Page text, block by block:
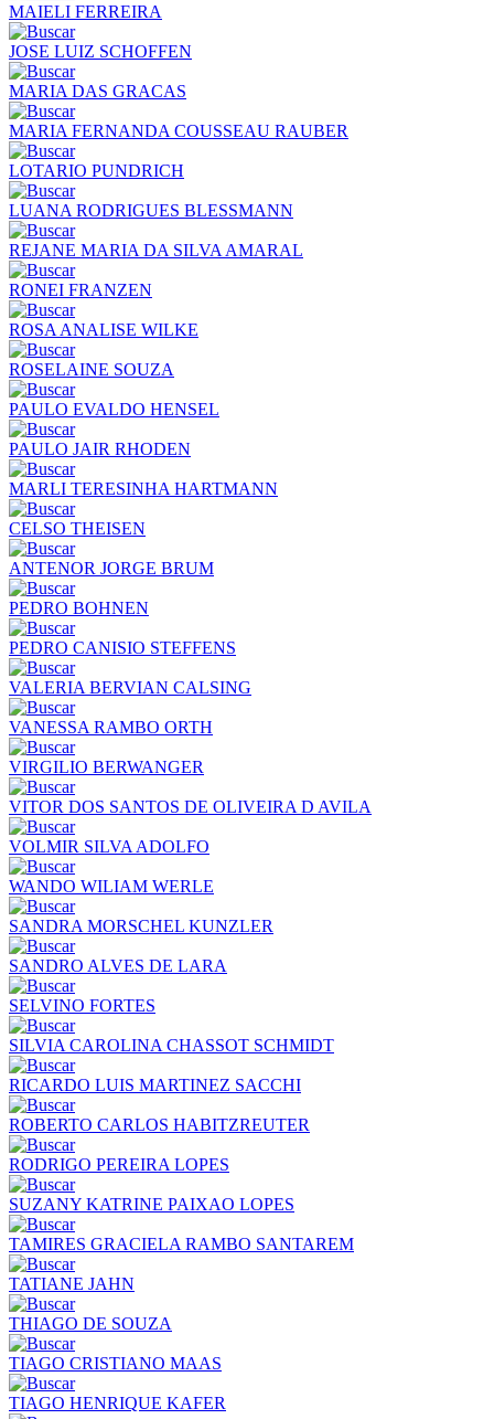
MAIELI FERREIRA
JOSE LUIZ SCHOFFEN
MARIA DAS GRACAS
MARIA FERNANDA COUSSEAU RAUBER
LOTARIO PUNDRICH
LUANA RODRIGUES BLESSMANN
REJANE MARIA DA SILVA AMARAL
RONEI FRANZEN
ROSA ANALISE WILKE
ROSELAINE SOUZA
PAULO EVALDO HENSEL
PAULO JAIR RHODEN
MARLI TERESINHA HARTMANN
CELSO THEISEN
ANTENOR JORGE BRUM
PEDRO BOHNEN
PEDRO CANISIO STEFFENS
VALERIA BERVIAN CALSING
VANESSA RAMBO ORTH
VIRGILIO BERWANGER
VITOR DOS SANTOS DE OLIVEIRA D AVILA
VOLMIR SILVA ADOLFO
WANDO WILIAM WERLE
SANDRA MORSCHEL KUNZLER
SANDRO ALVES DE LARA
SELVINO FORTES
SILVIA CAROLINA CHASSOT SCHMIDT
RICARDO LUIS MARTINEZ SACCHI
ROBERTO CARLOS HABITZREUTER
RODRIGO PEREIRA LOPES
SUZANY KATRINE PAIXAO LOPES
TAMIRES GRACIELA RAMBO SANTAREM
TATIANE JAHN
THIAGO DE SOUZA
TIAGO CRISTIANO MAAS
TIAGO HENRIQUE KAFER